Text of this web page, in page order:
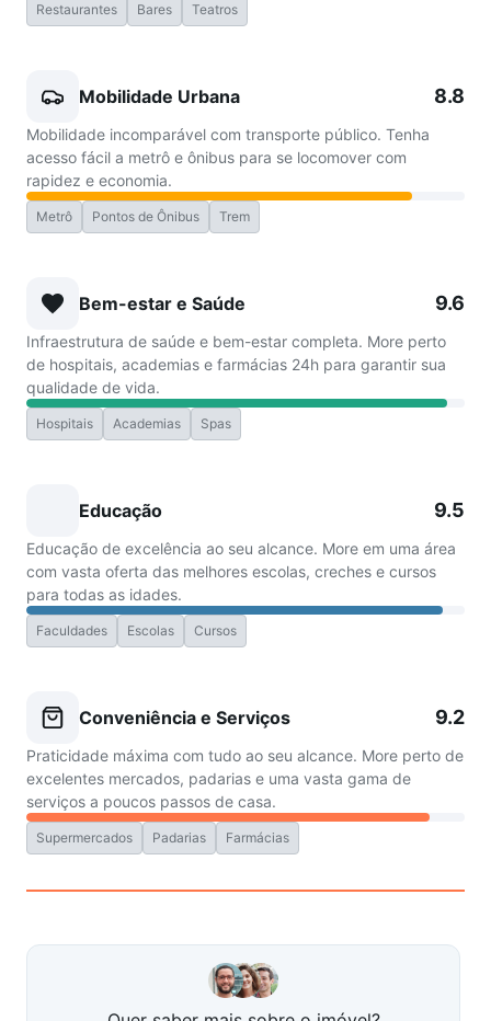
Restaurantes Bares Teatros
Mobilidade Urbana 8.8
Mobilidade incomparável com transporte público. Tenha
acesso fácil a metrô e ônibus para se locomover com
rapidez e economia.
Metrô Pontos de Ônibus Trem
Bem-estar e Saúde 9.6
Infraestrutura de saúde e bem-estar completa. More perto
de hospitais, academias e farmácias 24h para garantir sua
qualidade de vida.
Hospitais Academias Spas
Educação 9.5
Educação de excelência ao seu alcance. More em uma área
com vasta oferta das melhores escolas, creches e cursos
para todas as idades.
Faculdades Escolas Cursos
Conveniência e Serviços 9.2
Praticidade máxima com tudo ao seu alcance. More perto de
excelentes mercados, padarias e uma vasta gama de
serviços a poucos passos de casa.
Supermercados Padarias Farmácias